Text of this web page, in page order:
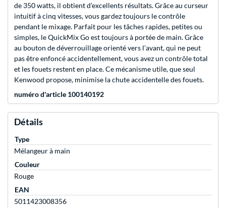
de 350 watts, il obtient d’excellents résultats. Grâce au curseur
intuitif à cinq vitesses, vous gardez toujours le contrôle
pendant le mixage. Parfait pour les tâches rapides, petites ou
simples, le QuickMix Go est toujours à portée de main. Grâce
au bouton de déverrouillage orienté vers l’avant, qui ne peut
pas être enfoncé accidentellement, vous avez un contrôle total
et les fouets restent en place. Ce mécanisme utile, que seul
Kenwood propose, minimise la chute accidentelle des fouets.
numéro d'article 100140192
Détails
Type
Mélangeur à main
Couleur
Rouge
EAN
5011423008356